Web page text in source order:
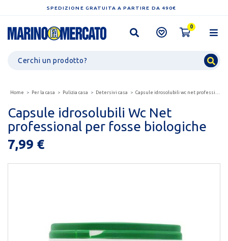
SPEDIZIONE GRATUITA A PARTIRE DA 490€
0
Home Per la casa Pulizia casa Detersivi casa Capsule idrosolubili wc net professional per fosse...
Capsule idrosolubili Wc Net
professional per fosse biologiche
7,99 €